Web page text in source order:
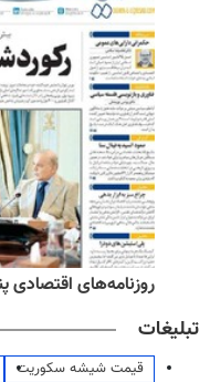
روزنامه‌های اقتصادی پنج‌شنبه ۱۵
تبلیغات
قیمت شیشه سکوریت